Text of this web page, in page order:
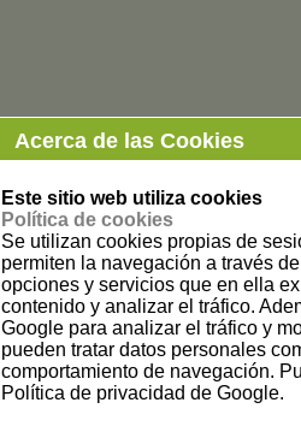
Acerca de las Cookies
Este sitio web utiliza cookies
Política de cookies
Se utilizan cookies propias de
permiten la navegación a través
opciones y servicios que en ella
contenido y analizar el tráfico.
Google para analizar el tráfico y
pueden tratar datos personales
comportamiento de navegación.
Política de privacidad de Google.
Barcelona(1694)
Alicante(471)
Málaga(421)
Girona(354)